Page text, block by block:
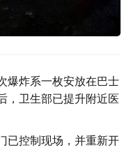
爆炸系一枚安放在巴士
，卫生部已提升附近医
已控制现场，并重新开